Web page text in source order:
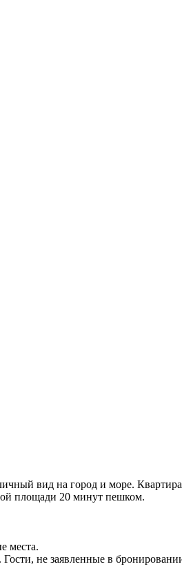
вид на город и море.
площади 20 минут пешком.
места.
не заявленные в